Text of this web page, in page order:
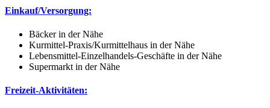
Einkauf/Versorgung:
Bäcker in der Nähe
Kurmittel-Praxis/Kurmittelhaus in der Nähe
Lebensmittel-Einzelhandels-Geschäfte in der Nähe
Supermarkt in der Nähe
Freizeit-Aktivitäten: